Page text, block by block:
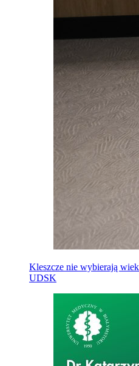
Kleszcze nie wybierają
UDSK